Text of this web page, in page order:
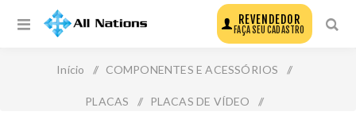
REVENDEDOR
FAÇA SEU CADASTRO
Início / COMPONENTES E ACESSÓRIOS /
PLACAS / PLACAS DE VÍDEO /